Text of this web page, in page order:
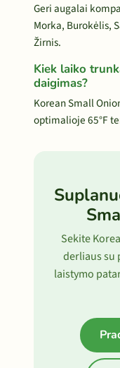
Geri augalai
Morka, Burokėlis,
Žirnis.
Kiek laiko
daigimas?
Korean Small
optimalioje 65°F
Sekite
derliaus su
laistymo